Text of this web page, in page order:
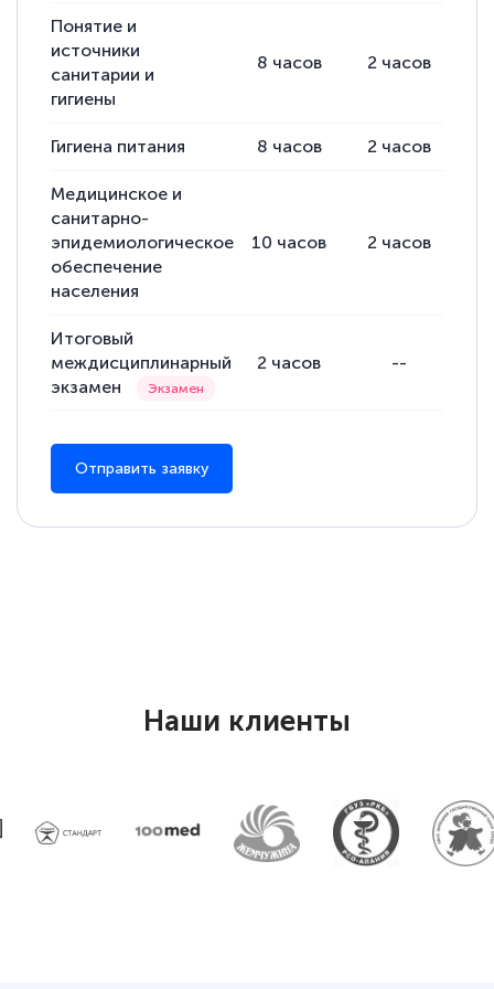
подготовиться к тестированию. Это
книги, методические рекомендации,
статьи. Времени на подготовку
аттестацию в школе. Спасибо!
Евгения Коротких
Знаток города 2 уровня
Спасибо большое Академии! Грамотное,
вежливое сопровождение! Всё чётко и
квалификации. Ещё раз - СПАСИБО!
специальности «Тренер-преподаватель
оперативно связались со мной
специалисты, ответили на все
Понятие и
источники
санитарии и
гигиены
8 часов 2 часов
Гигиена питания 8 часов 2 часов
Медицинское и
санитарно-
эпидемиологическое
обеспечение
населения
10 часов 2 часов
Итоговый
междисциплинарный
экзамен
2 часов --
Отправить заявку
Наши клиенты